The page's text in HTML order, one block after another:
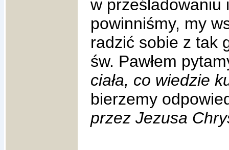
w prześladowaniu
powinniśmy, my
radzić sobie z tak
św. Pawłem
ciała, co wiedzie
bierzemy
przez Jezusa